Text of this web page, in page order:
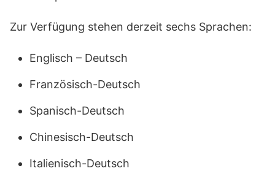
Zur Verfügung stehen derzeit sechs Sprachen:
Englisch – Deutsch
Französisch-Deutsch
Spanisch-Deutsch
Chinesisch-Deutsch
Italienisch-Deutsch